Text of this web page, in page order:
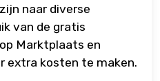
naar diverse
van de gratis
Marktplaats en
extra kosten te maken.